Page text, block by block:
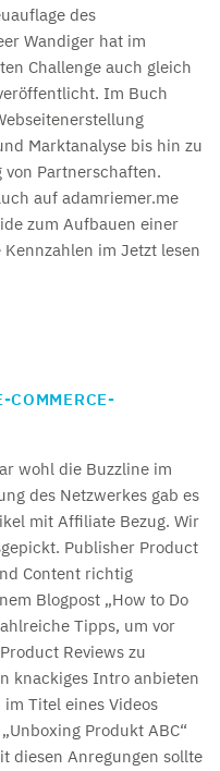
des
Wandiger hat im
Challenge auch gleich
Im Buch
Marktanalyse bis hin zu
Partnerschaften.
auf adamriemer.me
zum Aufbauen einer
im Jetzt lesen
wohl die Buzzline im
des Netzwerkes gab es
mit Affiliate Bezug. Wir
Publisher Product
Content richtig
Blogpost „How to Do
Tipps, um vor
Reviews zu
knackiges Intro anbieten
Titel eines Videos
Produkt ABC“
diesen Anregungen sollte